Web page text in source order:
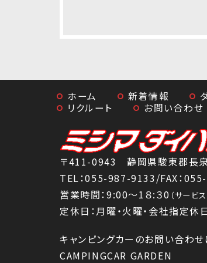
ホーム 新着情報
リクルート
お問い合わせ
〒411-0943 静岡県駿東郡長
TEL：055-987-9133/FAX：
営業時間：9:00～1８:３0 （サービ
定休日：月曜・火曜・会社指定
キャンピングカーのお問い合わせ
CAMPINGCAR GARDEN